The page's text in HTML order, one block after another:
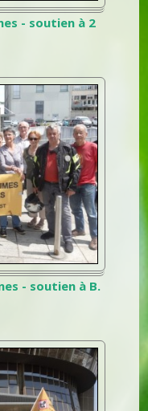
- soutien à 2
- soutien à B.